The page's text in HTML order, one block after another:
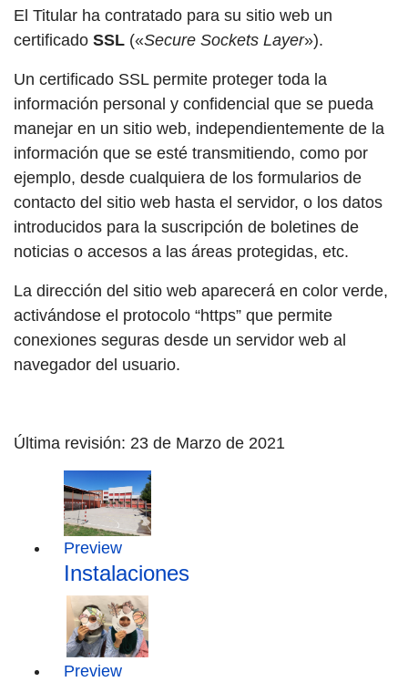
El Titular ha contratado para su sitio web un
certificado SSL («Secure Sockets Layer»).
Un certificado SSL permite proteger toda la
información personal y confidencial que se pueda
manejar en un sitio web, independientemente de la
información que se esté transmitiendo, como por
ejemplo, desde cualquiera de los formularios de
contacto del sitio web hasta el servidor, o los datos
introducidos para la suscripción de boletines de
noticias o accesos a las áreas protegidas, etc.
La dirección del sitio web aparecerá en color verde,
activándose el protocolo “https” que permite
conexiones seguras desde un servidor web al
navegador del usuario.
Última revisión: 23 de Marzo de 2021
Preview
Instalaciones
Preview